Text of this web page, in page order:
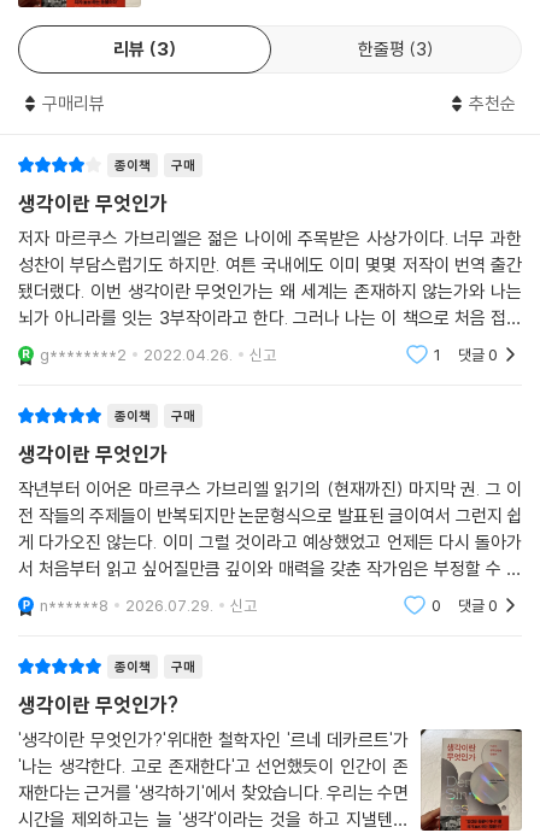
실재가 환상이라는 이 환상은 실제로 일어나고 있는 일을 외면하게 만든
다.
--- p.36
놈과 우리 자신이 아닌 실재하는 놈 사이의 접촉을 이뤄 내는 매체다. 이 매
체들에 대하여 독립적인 어떤 실재가 있고, 이 매체들이 그 실재를 왜곡하
는 것이 아니다. 오히려 이 매체들 자체가 실재하는 놈, 바로 인터페이스다.
그렇기 때문에 생각도 다른 감각들과 마찬가지로 그 정체가 인터페이스다.
--- p.40
인공지능 시스템들은 실제로 인류가 직면한 위험이다. 왜냐하면 그 시스템
하면서 그 추천을 투명하게 공개하지 않기 때문이다. 실리콘 밸리는 하나
이런 의미에서 하나의 인공 실재를 프로그래밍한다. 그 인공 실재는, 방대
한 데이터에서 알아볼 수 있다고들 하는, 가치 중립적으로 계산된 패턴들
의 형태로 등장한다. 그러나 아무도 캐묻지 않는 패턴은 아무리 많은 데이
터에서도 발견될 수 없다.
--- p.171
모형이다. 인공지능은 우리가 받는 시간적 압박과 유한한 생물로서 우리의
필요들을 배제한 채로 우리의 생각하기를 모방하는 논리적 지도다. 유한한
생물인 우리는 반드시 죽어야 하는 (우리의 이해관계에 지대한 영향을 미
치는) 몸을 보유하지 않았다면 생각하기 능력을 아예 지니지 못했을 것이
다.
--- p.217
며 삶 속에서 생존과 관련된 문제들을 제기한다. 반면, 컴퓨터 프로그램에
는 생존이 관련된 문제가 없다. 살아 있지 않기 때문이다. 또한 인간은 자기
를 규정하는 능력을 가진 존재라는 점에서 독특하다. 인간상은 우리의 삶
을 어떻게 꾸려 갈 것인지 큰 그림을 그리게 해 준다. 우리가 어떤 가치를
에 따라 변화한다. 따라서 기술은 인간의 생각하는 능력을 모방할 수 없다.
이 책에서 가브리엘은 〈인간은 동물이 아니기를 의지하는 동물이다〉라고
말한다. 이를 위해 우리는 모든 사람이 인권을 온전히 보유하고 자기 결정
을 실행할 수 있는 지위에 도달하는 데 필요한 조건들을 갖춰야 한다고 제
안한다. 이 능력이 도덕의 원천이다. 가브리엘은 기술의 진보를 부정하지
않는다. 다만 기술이 모든 것을 해결해 줄 것이라는 믿음을 경계한다. 그러
한 사유 오류는 인간에게, 기타 생물들에게, 또한 우리의 환경에 파괴적인
의 접촉을 긴급히 재건할 때다.〉
리뷰 3 한줄평 3
구매리뷰 추천순
종이책 구매
생각이란 무엇인가
저자 마르쿠스 가브리엘은 젊은 나이에 주목받은 사상가이다. 너무 과한
성찬이 부담스럽기도 하지만. 여튼 국내에도 이미 몇몇 저작이 번역 출간
됐더랬다. 이번 생각이란 무엇인가는 왜 세계는 존재하지 않는가와 나는
뇌가 아니라를 잇는 3부작이라고 한다. 그러나 나는 이 책으로 처음 접했
다. 순서는 상관없다고 한다. 저자는 초반에 핵심 제언을 내놓는다. 생각이
란 결국 시각, 청각
g********2 2022.04.26. 신고 1 댓글0
종이책 구매
생각이란 무엇인가
작년부터 이어온 마르쿠스 가브리엘 읽기의 (현재까진) 마지막 권. 그 이
전 작들의 주제들이 반복되지만 논문형식으로 발표된 글이여서 그런지 쉽
게 다가오진 않는다. 이미 그럴 것이라고 예상했었고 언제든 다시 돌아가
서 처음부터 읽고 싶어질만큼 깊이와 매력을 갖춘 작가임은 부정할 수 없
다. n******8 2026.07.29. 신고 0 댓글0
종이책 구매
생각이란 무엇인가?
'생각이란 무엇인가?'위대한 철학자인 '르네 데카르트'가
'나는 생각한다. 고로 존재한다'고 선언했듯이 인간이 존
재한다는 근거를 '생각하기'에서 찾았습니다. 우리는 수면
시간을 제외하고는 늘 '생각'이라는 것을 하고 지낼텐데